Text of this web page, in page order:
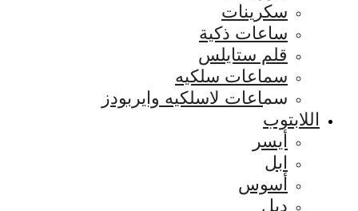
سكرينات
ساعات ذكية
قلم ستايلس
سماعات سلكيه
سماعات لاسلكيه وايربودز
اللابتوب
أيسر
ابل
أسوس
ديل